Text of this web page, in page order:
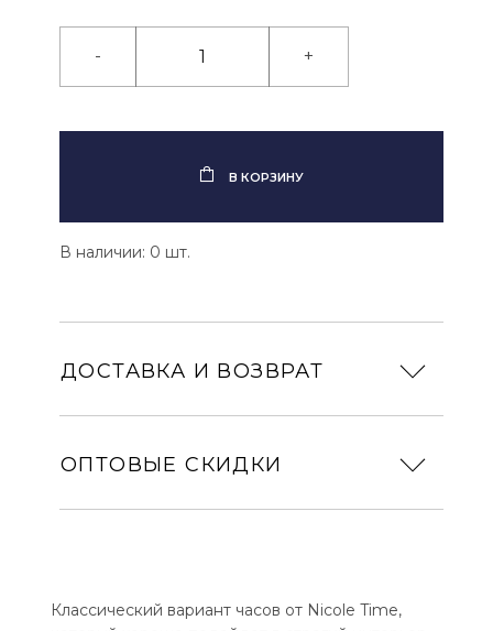
- +
В КОРЗИНУ
В наличии: 0 шт.
ДОСТАВКА И ВОЗВРАТ
ОПТОВЫЕ СКИДКИ
Классический вариант часов от Nicole Time,